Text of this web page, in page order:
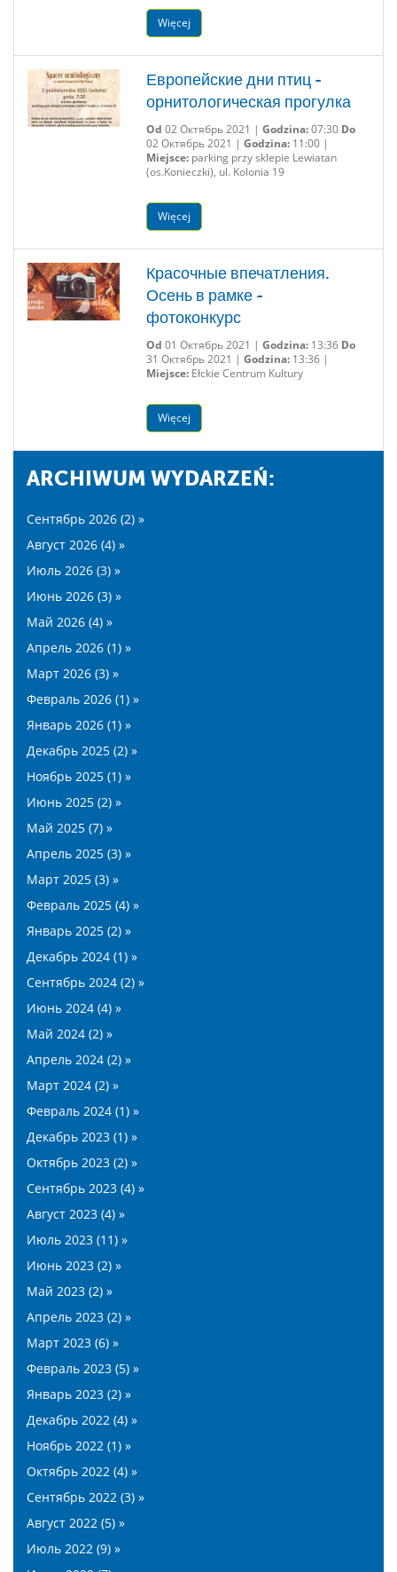
Więcej
Европейские дни птиц -
орнитологическая прогулка
Od 02 Октябрь 2021 | Godzina:07:30 Do
02 Октябрь 2021 | Godzina:11:00 |
Miejsce:parking przy sklepie Lewiatan
(os.Konieczki), ul. Kolonia 19
Więcej
Красочные впечатления.
Осень в рамке -
фотоконкурс
Od 01 Октябрь 2021 | Godzina:13:36 Do
31 Октябрь 2021 | Godzina:13:36 |
Miejsce:Ełckie Centrum Kultury
Więcej
ARCHIWUM WYDARZEŃ:
Сентябрь 2026 (2) »
Август 2026 (4) »
Июль 2026 (3) »
Июнь 2026 (3) »
Май 2026 (4) »
Апрель 2026 (1) »
Март 2026 (3) »
Февраль 2026 (1) »
Январь 2026 (1) »
Декабрь 2025 (2) »
Ноябрь 2025 (1) »
Июнь 2025 (2) »
Май 2025 (7) »
Апрель 2025 (3) »
Март 2025 (3) »
Февраль 2025 (4) »
Январь 2025 (2) »
Декабрь 2024 (1) »
Сентябрь 2024 (2) »
Июнь 2024 (4) »
Май 2024 (2) »
Апрель 2024 (2) »
Март 2024 (2) »
Февраль 2024 (1) »
Декабрь 2023 (1) »
Октябрь 2023 (2) »
Сентябрь 2023 (4) »
Август 2023 (4) »
Июль 2023 (11) »
Июнь 2023 (2) »
Май 2023 (2) »
Апрель 2023 (2) »
Март 2023 (6) »
Февраль 2023 (5) »
Январь 2023 (2) »
Декабрь 2022 (4) »
Ноябрь 2022 (1) »
Октябрь 2022 (4) »
Сентябрь 2022 (3) »
Август 2022 (5) »
Июль 2022 (9) »